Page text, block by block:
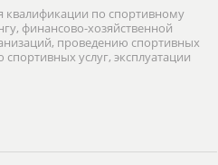
по спортивному
финансово-хозяйственной
проведению спортивных
услуг, эксплуатации